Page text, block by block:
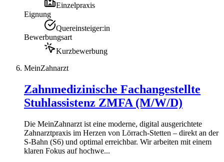
Einzelpraxis
Eignung
Quereinsteiger:in
Bewerbungsart
Kurzbewerbung
MeinZahnarzt
Zahnmedizinische Fachangestellte
Stuhlassistenz ZMFA (M/W/D)
Die MeinZahnarzt ist eine moderne, digital ausgerichtete
Zahnarztpraxis im Herzen von Lörrach-Stetten – direkt an der
S-Bahn (S6) und optimal erreichbar. Wir arbeiten mit einem
klaren Fokus auf hochwe...